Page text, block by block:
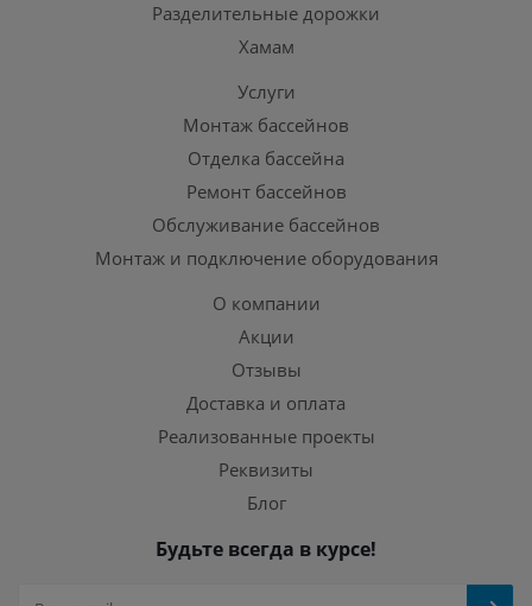
Разделительные дорожки
Хамам
Услуги
Монтаж бассейнов
Отделка бассейна
Ремонт бассейнов
Обслуживание бассейнов
Монтаж и подключение оборудования
О компании
Акции
Отзывы
Доставка и оплата
Реализованные проекты
Реквизиты
Блог
Будьте всегда в курсе!